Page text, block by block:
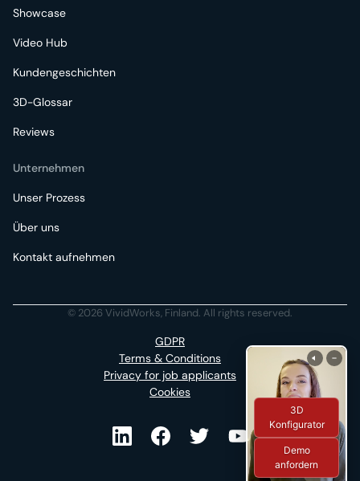
Showcase
Video Hub
Kundengeschichten
3D-Glossar
Reviews
Unternehmen
Unser Prozess
Über uns
Kontakt aufnehmen
© 2026 VividWorks, Finland. All rights reserved.
GDPR
Terms & Conditions
Privacy for job applicants
Cookies
3D
Konfigurator
Demo
anfordern